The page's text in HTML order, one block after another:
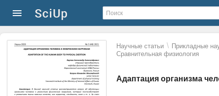
Научные статьи \ Прикладные
Сравнительная физиология
Адаптация организма